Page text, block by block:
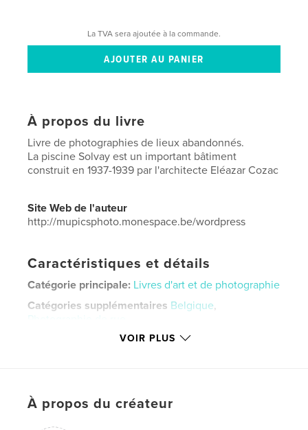
La TVA sera ajoutée à la commande.
À propos du livre
Livre de photographies de lieux abandonnés.
La piscine Solvay est un important bâtiment
construit en 1937-1939 par l'architecte Eléazar Cozac
Site Web de l'auteur
http://mupicsphoto.monespace.be/wordpress
Caractéristiques et détails
Catégorie principale: Livres d'art et de photographie
Catégories supplémentaires Belgique,
Photographie de rue
Petit carré, 18×18 cm
Date de publication: déc 18, 2020
VOIR PLUS
À propos du créateur